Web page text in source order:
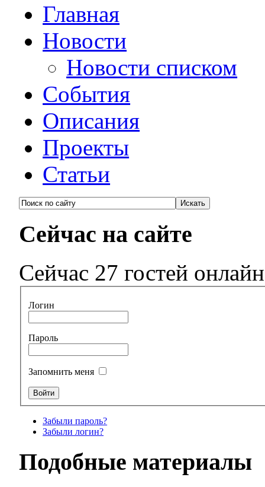
Главная
Новости
Новости списком
События
Описания
Проекты
Статьи
Сейчас на сайте
Сейчас 27 гостей онлайн
Логин
Пароль
Запомнить меня
Забыли пароль?
Забыли логин?
Подобные материалы